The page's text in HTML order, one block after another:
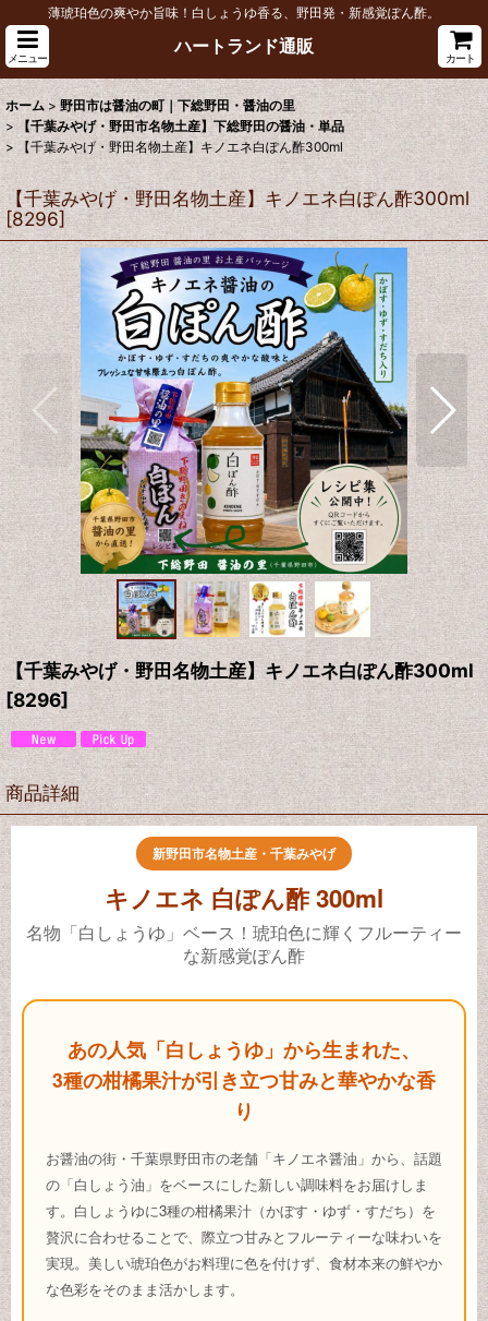
薄琥珀色の爽やか旨味！白しょうゆ香る、野田発・新感覚ぽん酢。
メニュー
ハートランド通販
カート
ホーム > 野田市は醤油の町｜下総野田・醤油の里
> 【千葉みやげ・野田市名物土産】下総野田の醤油・単品
> 【千葉みやげ・野田名物土産】キノエネ白ぽん酢300ml
【千葉みやげ・野田名物土産】キノエネ白ぽん酢300ml
[8296]
【千葉みやげ・野田名物土産】キノエネ白ぽん酢300ml
[8296]
商品詳細
新野田市名物土産・千葉みやげ
キノエネ 白ぽん酢 300ml
名物「白しょうゆ」ベース！琥珀色に輝くフルーティー
な新感覚ぽん酢
あの人気「白しょうゆ」から生まれた、
3種の柑橘果汁が引き立つ甘みと華やかな香
り
お醤油の街・千葉県野田市の老舗「キノエネ醤油」から、話題
の「白しょう油」をベースにした新しい調味料をお届けしま
す。白しょうゆに3種の柑橘果汁（かぼす・ゆず・すだち）を
贅沢に合わせることで、際立つ甘みとフルーティーな味わいを
実現。美しい琥珀色がお料理に色を付けず、食材本来の鮮やか
な色彩をそのまま活かします。